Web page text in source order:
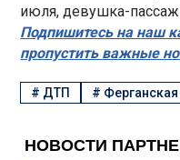
июля, девушка-
Подпишитесь на наш
пропустить важные
# ДТП #